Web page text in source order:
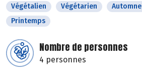
Végétalien
Végétarien Automne
Printemps
Nombre de personnes
4 personnes